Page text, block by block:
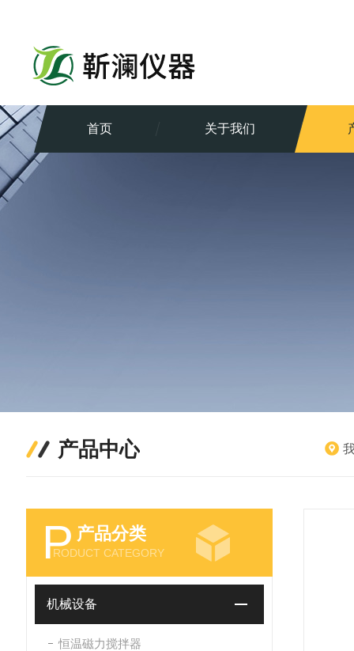
首页 关于我们
产品中心
P 产品分类
RODUCT CATEGORY
机械设备
恒温磁力搅拌器